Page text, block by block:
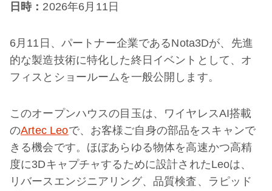
日時： 2026年6月11日
6月11日、パートナー企業であるNota3Dが、先進
的な製造技術に特化した終日イベントとして、オ
フィスとショールームを一般公開します。
このオープンハウスの目玉は、ワイヤレスAI搭載
のArtec Leoで、お客様ご自身の部品をスキャンで
きる機会です。ほぼあらゆる物体を高速かつ高精
度に3Dキャプチャするために設計されたLeoは、
リバースエンジニアリング、品質検査、ラピッド